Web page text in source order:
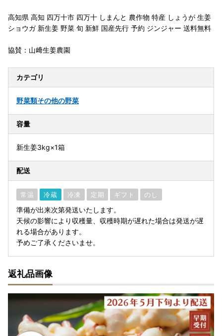
高知県 高知 四万十市 四万十 しまんと 農作物 特産 しょうが 生姜
ショウガ 新生姜 野菜 旬 新鮮 国産先行 予約 ジンジャー 送料無料
協賛：山﨑生姜農園
カテゴリ
野菜類その他の野菜
容量
新生姜3kg×1箱
配送
常温 冷蔵 冷凍 定期 ギフト のし
準備が出来次第発送いたします。
天候の影響により収穫量、収穫時期が遅れた場合は発送が遅
れる場合があります。
予めご了承くださいませ。
返礼品画像